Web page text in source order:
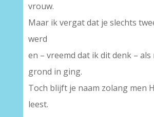
vrouw.
Maar ik vergat dat je slechts
werd
en – vreemd dat ik dit denk – als
grond in ging.
Toch blijft je naam zolang men
leest.